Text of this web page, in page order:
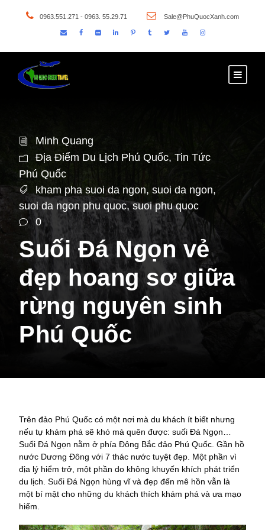
0963.551.271 - 0963. 55.29.71 Sale@PhuQuocXanh.com
Minh Quang
Địa Điểm Du Lịch Phú Quốc, Tin Tức
Phú Quốc
kham pha suoi da ngon, suoi da ngon,
suoi da ngon phu quoc, suoi phu quoc
0
Suối Đá Ngọn vẻ
đẹp hoang sơ giữa
rừng nguyên sinh
Phú Quốc
Trên đảo Phú Quốc có một nơi mà du khách ít biết nhưng
nếu tự khám phá sẽ khó mà quên được: suối Đá Ngọn…
Suối Đá Ngọn nằm ở phía Đông Bắc đảo Phú Quốc. Gần hồ
nước Dương Đông với 7 thác nước tuyệt đẹp. Một phần vì
địa lý hiểm trở, một phần do không khuyến khích phát triển
du lịch. Suối Đá Ngọn hùng vĩ và đẹp đến mê hồn vẫn là
một bí mật cho những du khách thích khám phá và ưa mạo
hiểm.